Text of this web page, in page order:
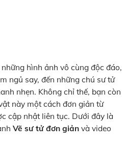
hình ảnh vô cùng độc đáo,
ngủ say, đến những chú sư tử
nhẹn. Không chỉ thế, bạn còn
này một cách đơn giản từ
cập nhật liên tục. Dưới đây là
Vẽ sư tử đơn giản và video